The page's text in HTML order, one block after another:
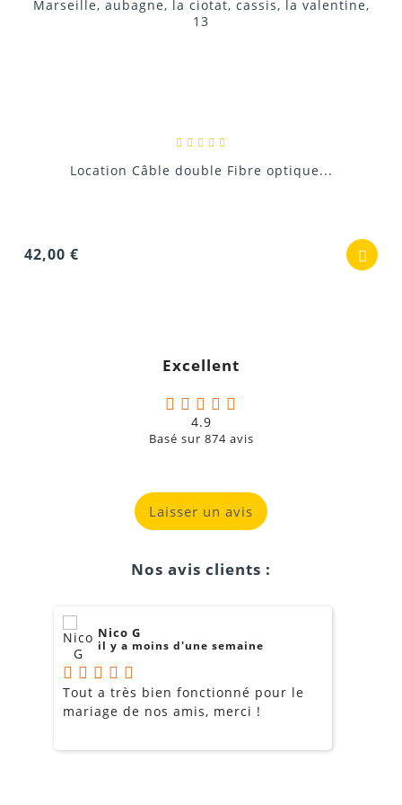
Location Câble double Fibre optique...
42,00 €
Excellent
4.9
Basé sur 874avis
Laisser un avis
Nos avis clients :
Nico G
il y a moins d'une semaine
Tout a très bien fonctionné pour le
mariage de nos amis, merci !